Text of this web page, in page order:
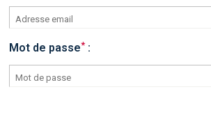
Mot de passe*: